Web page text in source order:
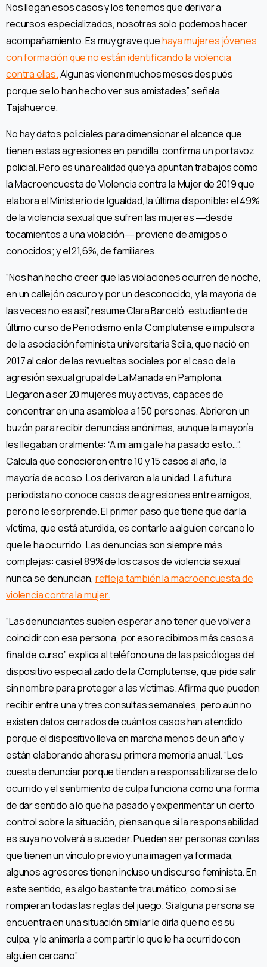
Nos llegan esos casos y los tenemos que derivar a
recursos especializados, nosotras solo podemos hacer
acompañamiento. Es muy grave quehaya mujeres jóvenes
con formación que no están identificando la violencia
contra ellas.Algunas vienen muchos meses después
porque se lo han hecho ver sus amistades”, señala
Tajahuerce.
No hay datos policiales para dimensionar el alcance que
tienen estas agresiones en pandilla, confirma un portavoz
policial. Pero es una realidad que ya apuntan trabajos como
la Macroencuesta de Violencia contra la Mujer de 2019 que
elabora el Ministerio de Igualdad, la última disponible: el 49%
de la violencia sexual que sufren las mujeres ―desde
tocamientos a una violación― proviene de amigos o
conocidos; y el 21,6%, de familiares.
“Nos han hecho creer que las violaciones ocurren de noche,
en un callejón oscuro y por un desconocido, y la mayoría de
las veces no es así”, resume Clara Barceló, estudiante de
último curso de Periodismo en la Complutense e impulsora
de la asociación feminista universitaria Scila, que nació en
2017 al calor de las revueltas sociales por el caso de la
agresión sexual grupal de La Manada en Pamplona.
Llegaron a ser 20 mujeres muy activas, capaces de
concentrar en una asamblea a 150 personas. Abrieron un
buzón para recibir denuncias anónimas, aunque la mayoría
les llegaban oralmente: “A mi amiga le ha pasado esto…”.
Calcula que conocieron entre 10 y 15 casos al año, la
mayoría de acoso. Los derivaron a la unidad. La futura
periodista no conoce casos de agresiones entre amigos,
pero no le sorprende. El primer paso que tiene que dar la
víctima, que está aturdida, es contarle a alguien cercano lo
que le ha ocurrido. Las denuncias son siempre más
complejas: casi el 89% de los casos de violencia sexual
nunca se denuncian, refleja también la macroencuesta de
violencia contra la mujer.
“Las denunciantes suelen esperar a no tener que volver a
coincidir con esa persona, por eso recibimos más casos a
final de curso”, explica al teléfono una de las psicólogas del
dispositivo especializado de la Complutense, que pide salir
sin nombre para proteger a las víctimas. Afirma que pueden
recibir entre una y tres consultas semanales, pero aún no
existen datos cerrados de cuántos casos han atendido
porque el dispositivo lleva en marcha menos de un año y
están elaborando ahora su primera memoria anual. “Les
cuesta denunciar porque tienden a responsabilizarse de lo
ocurrido y el sentimiento de culpa funciona como una forma
de dar sentido a lo que ha pasado y experimentar un cierto
control sobre la situación, piensan que si la responsabilidad
es suya no volverá a suceder. Pueden ser personas con las
que tienen un vínculo previo y una imagen ya formada,
algunos agresores tienen incluso un discurso feminista. En
este sentido, es algo bastante traumático, como si se
rompieran todas las reglas del juego. Si alguna persona se
encuentra en una situación similar le diría que no es su
culpa, y le animaría a compartir lo que le ha ocurrido con
alguien cercano”.